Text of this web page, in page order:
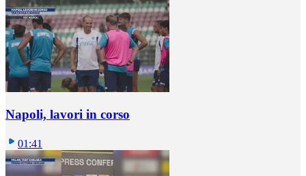
Napoli, lavori in corso
01:41